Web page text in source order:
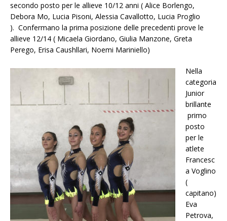
secondo posto per le allieve 10/12 anni ( Alice Borlengo,
Debora Mo, Lucia Pisoni, Alessia Cavallotto, Lucia Proglio
). Confermano la prima posizione delle precedenti prove le
allieve 12/14 ( Micaela Giordano, Giulia Manzone, Greta
Perego, Erisa Caushllari, Noemi Mariniello)
Nella
categoria
Junior
brillante
primo
posto
per le
atlete
Francesc
a Voglino
(
capitano)
Eva
Petrova,